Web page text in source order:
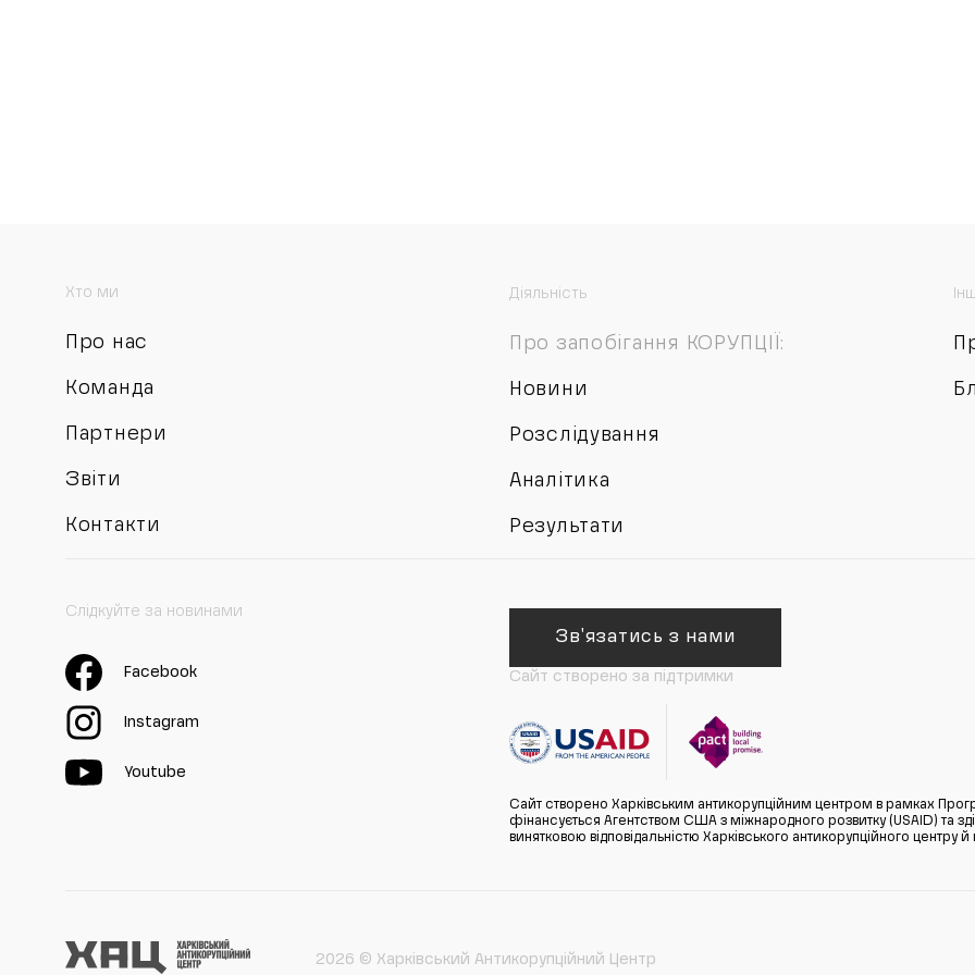
Хто ми
Про нас
Команда
Партнери
Звіти
Контакти
Діяльність
Про запобігання КОРУПЦІЇ:
Новини
Розслідування
Аналітика
Результати
Слідкуйте за новинами
Facebook
Instagram
Youtube
Зв'язатись з нами
Сайт створено за підтримки
Сайт створено Харківським антикорупційним центром в рамках
фінансується Агентством США з міжнародного розвитку (USAID) та
винятковою відповідальністю Харківського антикорупційного
2026 © Харківський Антикорупційний Центр